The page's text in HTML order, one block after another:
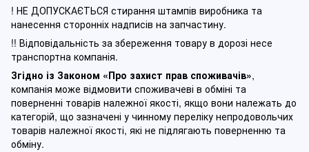
! НЕ ДОПУСКАЄТЬСЯ стирання штампів виробника та
нанесення сторонніх надписів на запчастину.
!! Відповідальність за збереження товару в дорозі несе
транспортна компанія.
Згідно із Законом «Про захист прав споживачів»,
компанія може відмовити споживачеві в обміні та
поверненні товарів належної якості, якщо вони належать до
категорій, що зазначені у чинному переліку непродовольчих
товарів належної якості, які не підлягають поверненню та
обміну.